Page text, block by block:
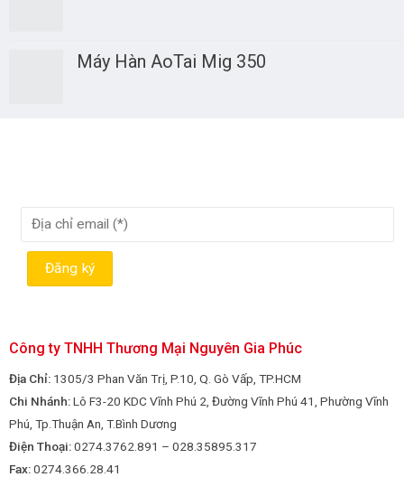
Máy Hàn AoTai Mig 350
Công ty TNHH Thương Mại Nguyên Gia Phúc
Địa Chỉ:1305/3 Phan Văn Trị, P.10, Q. Gò Vấp, TP.HCM
Chi Nhánh:Lô F3-20 KDC Vĩnh Phú 2, Đường Vĩnh Phú 41, Phường Vĩnh
Phú, Tp.Thuận An, T.Bình Dương
Điện Thoại:0274.3762.891 – 028.35895.317
Fax:0274.366.28.41